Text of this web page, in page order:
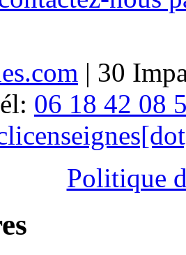
| 30
06 18 42 08
Politique